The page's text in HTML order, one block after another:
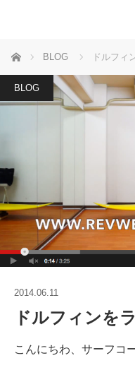
ホーム BLOG ドルフィ
BLOG
2014.06.11
ドルフィンを
こんにちわ、サーフコ